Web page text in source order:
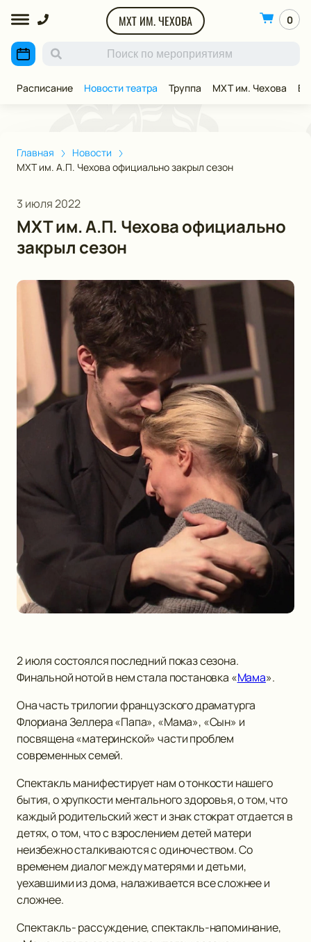
МХТ ИМ. ЧЕХОВА 0
Расписание Новости театра Труппа МХТ им. Чехова
Главная
Новости
МХТ им. А.П. Чехова официально закрыл сезон
3 июля 2022
МХТ им. А.П. Чехова официально
закрыл сезон
2 июля состоялся последний показ сезона.
Финальной нотой в нем стала постановка «Мама».
Она часть трилогии французского драматурга
Флориана Зеллера «Папа», «Мама», «Сын» и
посвящена «материнской» части проблем
современных семей.
Спектакль манифестирует нам о тонкости нашего
бытия, о хрупкости ментального здоровья, о том, что
каждый родительский жест и знак стократ отдается в
детях, о том, что с взрослением детей матери
неизбежно сталкиваются с одиночеством. Со
временем диалог между матерями и детьми,
уехавшими из дома, налаживается все сложнее и
сложнее.
Спектакль- рассуждение, спектакль-напоминание,